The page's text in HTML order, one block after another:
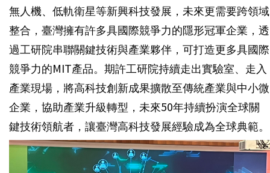
無人機、低軌衛星等新興科技發展，未來更需要跨領域
整合，臺灣擁有許多具國際競爭力的隱形冠軍企業，透
過工研院串聯關鍵技術與產業夥伴，可打造更多具國際
競爭力的MIT產品。期許工研院持續走出實驗室、走入
產業現場，將高科技創新成果擴散至傳統產業與中小微
企業，協助產業升級轉型，未來50年持續扮演全球關
鍵技術領航者，讓臺灣高科技發展經驗成為全球典範。